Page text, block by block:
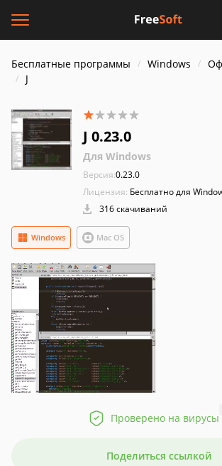
Бесплатные программы Windows
J
J 0.23.0
Для Windows
Версия:0.23.0
Лицензия: Бесплатно для
316 скачиваний
Windows Mac OS
Проверено на вирусы
Поделиться ссылкой